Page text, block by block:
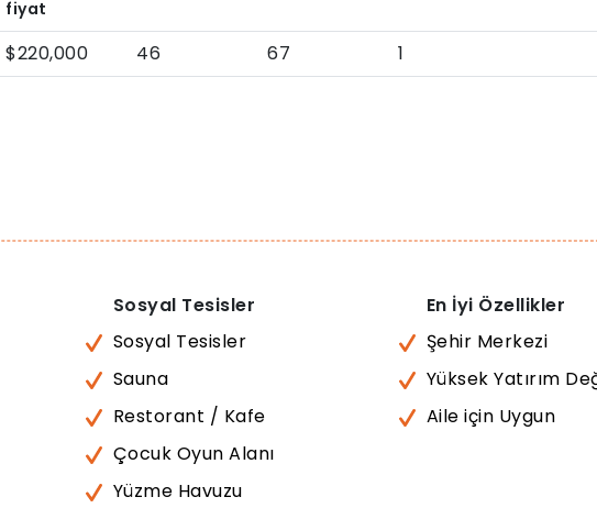
fiyat
$220,000 46 67 1
Sosyal Tesisler
Sosyal Tesisler
Sauna
Restorant / Kafe
Çocuk Oyun Alanı
Yüzme Havuzu
En İyi Özellikler
Şehir Merkezi
Yüksek Yatırım
Aile için Uygun